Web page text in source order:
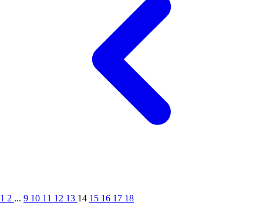
1 2 ... 9 10 11 12 13 14 15 16 17 18